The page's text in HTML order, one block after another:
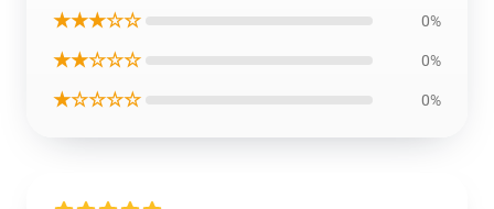
★★★☆☆ 0%
★★☆☆☆ 0%
★☆☆☆☆ 0%